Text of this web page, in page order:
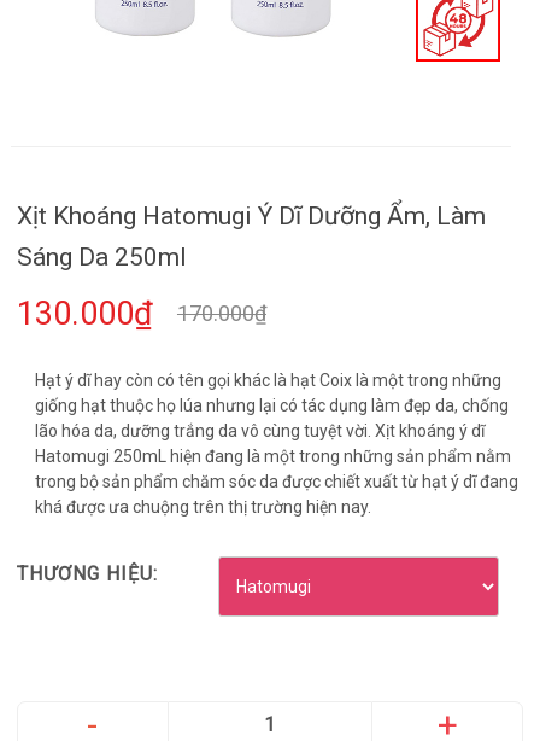
Xịt Khoáng Hatomugi Ý Dĩ Dưỡng Ẩm, Làm
Sáng Da 250ml
130.000₫ 170.000₫
Hạt ý dĩ hay còn có tên gọi khác là hạt Coix là một trong những
giống hạt thuộc họ lúa nhưng lại có tác dụng làm đẹp da, chống
lão hóa da, dưỡng trắng da vô cùng tuyệt vời. Xịt khoáng ý dĩ
Hatomugi 250mL hiện đang là một trong những sản phẩm nằm
trong bộ sản phẩm chăm sóc da được chiết xuất từ hạt ý dĩ đang
khá được ưa chuộng trên thị trường hiện nay.
THƯƠNG HIỆU: